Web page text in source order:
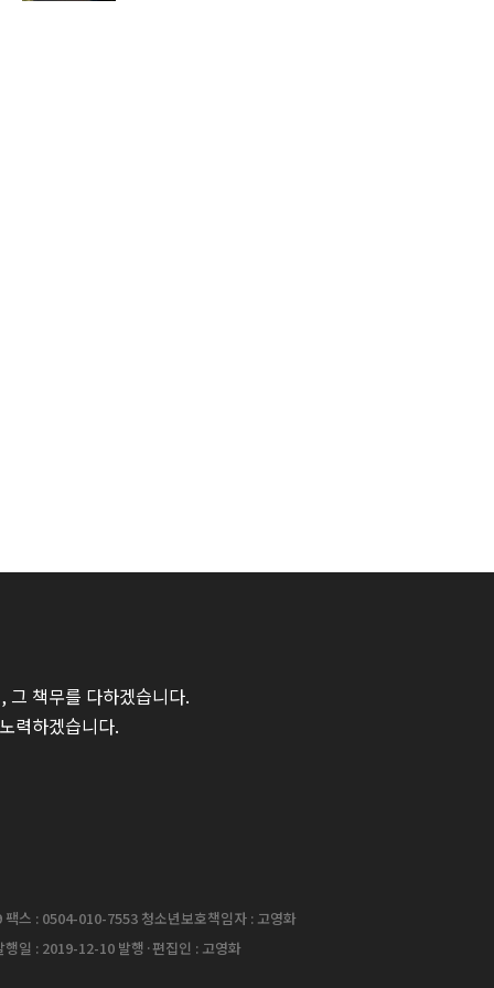
그 책무를 다하겠습니다.
력하겠습니다.
스 : 0504-010-7553 청소년보호책임자 : 고영화
일 : 2019-12-10 발행·편집인 : 고영화